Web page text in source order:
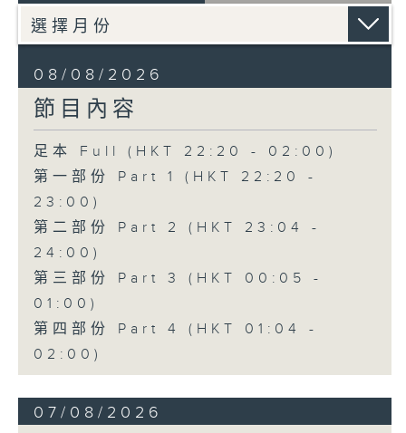
08/08/2026
節目內容
足本 Full (HKT 22:20 - 02:00)
第一部份 Part 1 (HKT 22:20 -
23:00)
第二部份 Part 2 (HKT 23:04 -
24:00)
第三部份 Part 3 (HKT 00:05 -
01:00)
第四部份 Part 4 (HKT 01:04 -
02:00)
07/08/2026